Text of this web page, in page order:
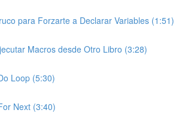
para Forzarte a Declarar Variables (1:51)
Macros desde Otro Libro (3:28)
Loop (5:30)
Next (3:40)